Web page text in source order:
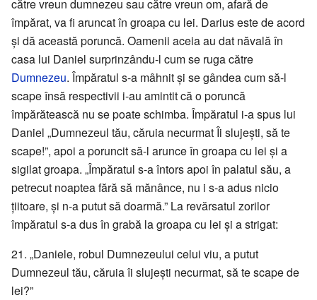
către vreun dumnezeu sau către vreun om, afară de
împărat, va fi aruncat în groapa cu lei. Darius este de acord
și dă această poruncă. Oamenii aceia au dat năvală în
casa lui Daniel surprinzându-l cum se ruga către
Dumnezeu. Împăratul s-a mâhnit și se gândea cum să-l
scape însă respectivii i-au amintit că o poruncă
împărătească nu se poate schimba. Împăratul i-a spus lui
Daniel „Dumnezeul tău, căruia necurmat Îi slujești, să te
scape!”, apoi a poruncit să-l arunce în groapa cu lei și a
sigilat groapa. „Împăratul s-a întors apoi în palatul său, a
petrecut noaptea fără să mănânce, nu i s-a adus nicio
țiitoare, și n-a putut să doarmă.” La revărsatul zorilor
împăratul s-a dus în grabă la groapa cu lei și a strigat:
21. „Daniele, robul Dumnezeului celui viu, a putut
Dumnezeul tău, căruia îi slujești necurmat, să te scape de
lei?”